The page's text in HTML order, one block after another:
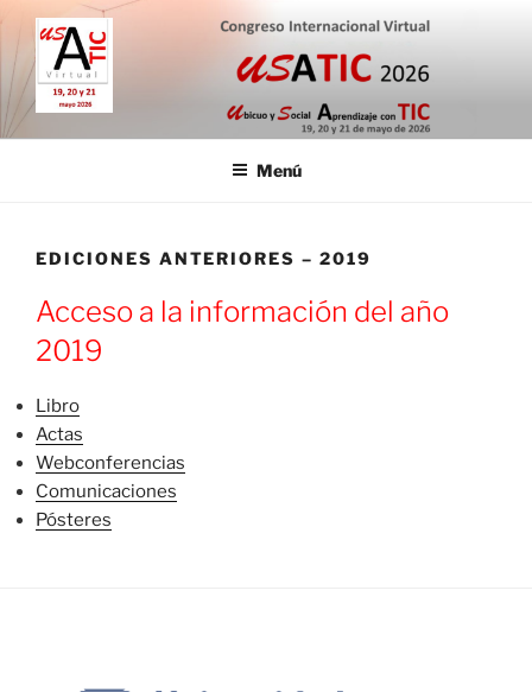
Saltar
contenido
CONGRESO INTERNACIONAL
VIRTUAL USATIC
Menú
EDICIONES ANTERIORES – 2019
Acceso a la información del año
2019
Libro
Actas
Webconferencias
Comunicaciones
Pósteres